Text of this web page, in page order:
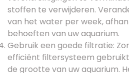
stoffen te verwijderen.
van het water per week,
behoeften van uw aquarium.
Gebruik een goede filtratie:
efficiënt filtersysteem
de grootte van uw aquarium.